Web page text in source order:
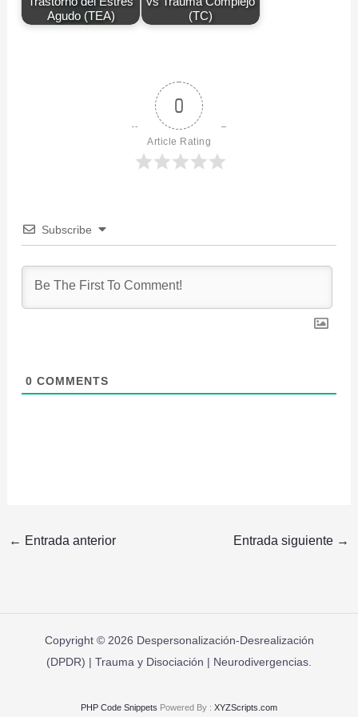
Agudo (TEA)
(TC)
0
Article Rating
Subscribe
0 COMMENTS
← Entrada anterior Entrada siguiente →
Copyright © 2026 Despersonalización-Desrealización
(DPDR) | Trauma y Disociación | Neurodivergencias.
PHP Code Snippets Powered By : XYZScripts.com